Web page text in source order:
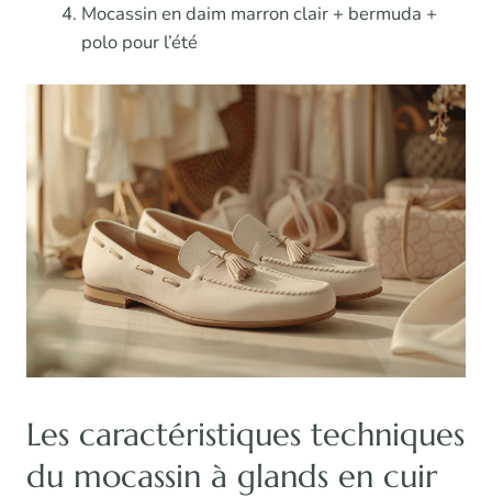
Mocassin en daim marron clair + bermuda +
polo pour l’été
Les caractéristiques techniques
du mocassin à glands en cuir